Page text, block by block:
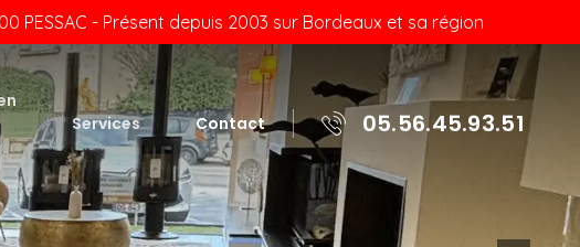
PESSAC - Présent depuis 2003 sur Bordeaux et sa région
Services Contact 05.56.45.93.51